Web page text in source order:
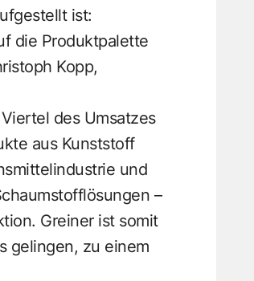
ist:
die Produktpalette
Kopp,
des Umsatzes
aus Kunststoff
und
–
Greiner ist somit
gelingen, zu einem